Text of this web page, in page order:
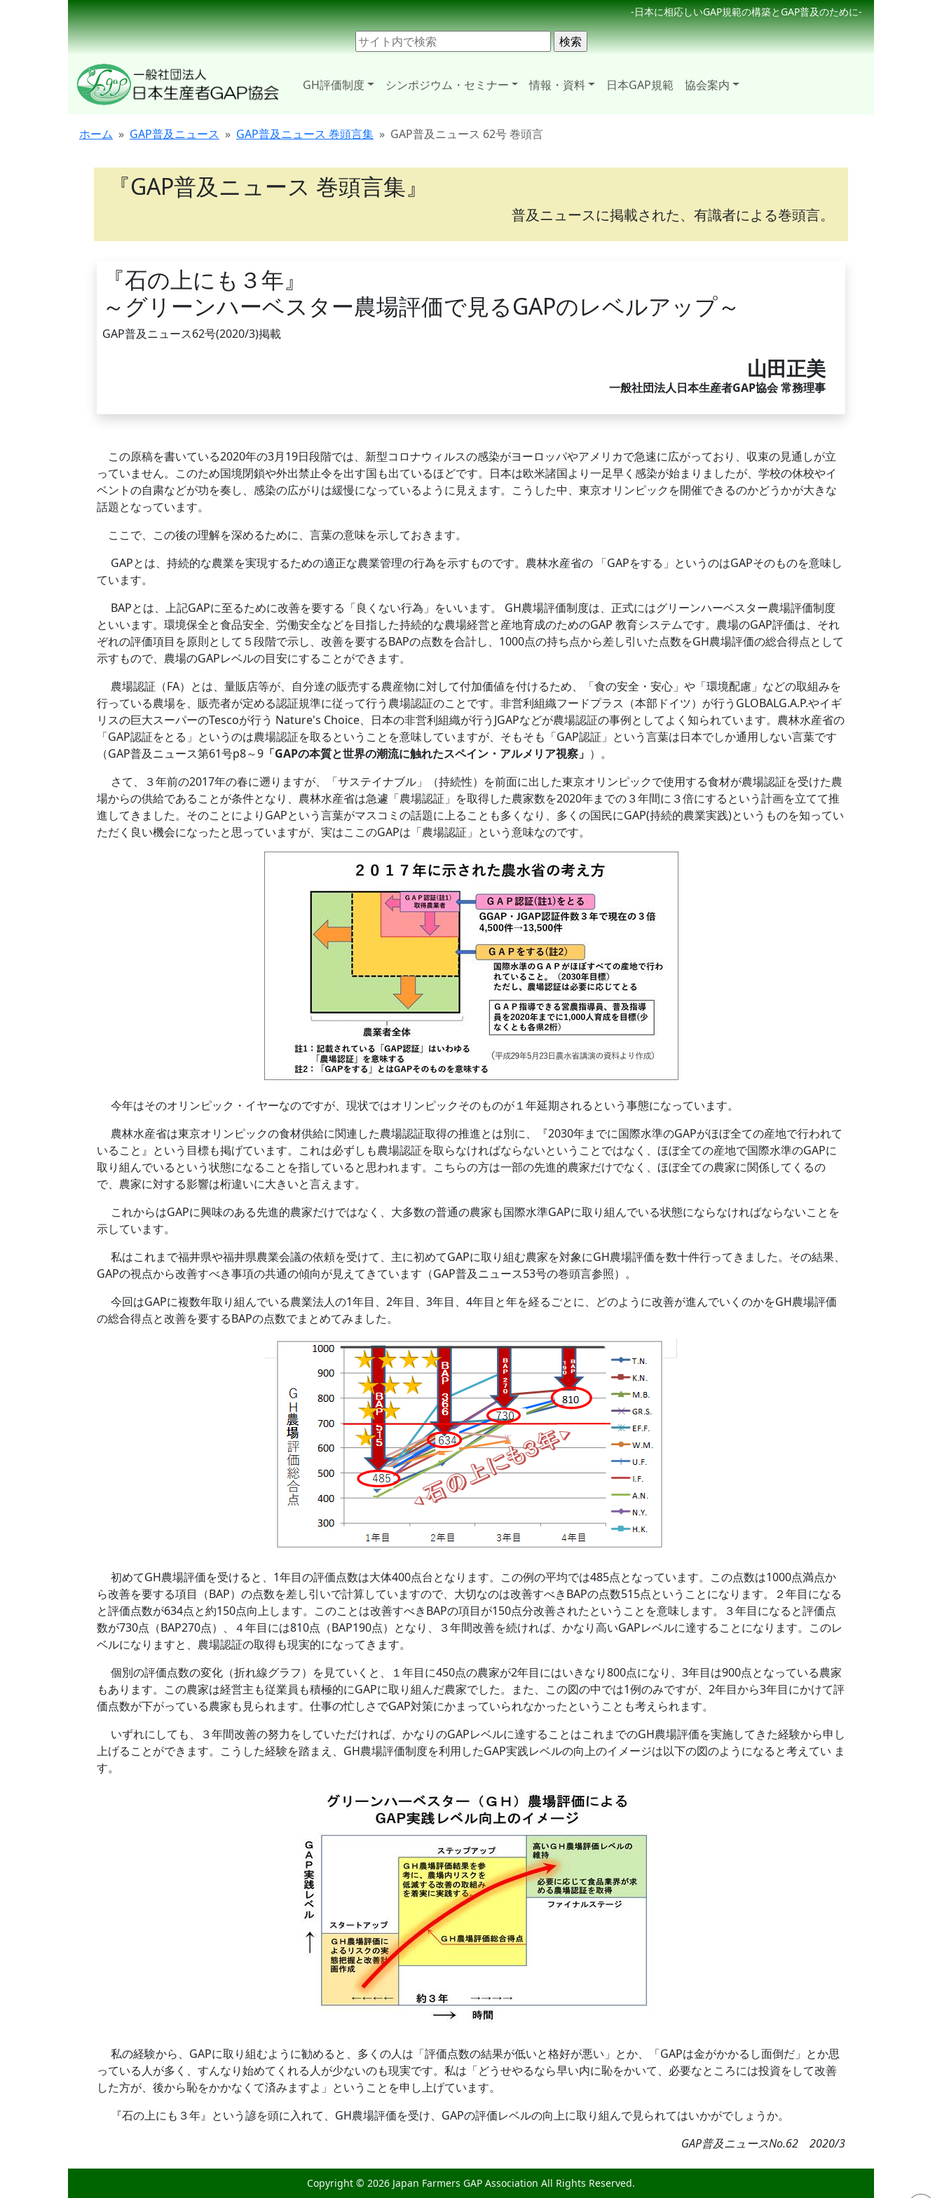
-日本に相応しいGAP規範の構築とGAP普及のために-
GH評価制度 シンポジウム・セミナー 情報・資料 日本GAP規範 協会案内
ホーム GAP普及ニュース GAP普及ニュース 巻頭言集 GAP普及ニュース 62号 巻頭言
『GAP普及ニュース 巻頭言集』
普及ニュースに掲載された、有識者による巻頭言。
『石の上にも３年』
～グリーンハーベスター農場評価で見るGAPのレベルアップ～
GAP普及ニュース62号(2020/3)掲載
山田正美
一般社団法人日本生産者GAP協会 常務理事
この原稿を書いている2020年の3月19日段階では、新型コロナウィルスの感染がヨーロッパやアメリカで急速に広がっており、収束の見通しが立
っていません。このため国境閉鎖や外出禁止令を出す国も出ているほどです。日本は欧米諸国より一足早く感染が始まりましたが、学校の休校やイ
ベントの自粛などが功を奏し、感染の広がりは緩慢になっているように見えます。こうした中、東京オリンピックを開催できるのかどうかが大きな
話題となっています。
ここで、この後の理解を深めるために、言葉の意味を示しておきます。
GAPとは、持続的な農業を実現するための適正な農業管理の行為を示すものです。農林水産省の 「GAPをする」というのはGAPそのものを意味し
ています。
BAPとは、上記GAPに至るために改善を要する「良くない行為」をいいます。 GH農場評価制度は、正式にはグリーンハーベスター農場評価制度
といいます。環境保全と食品安全、労働安全などを目指した持続的な農場経営と産地育成のためのGAP 教育システムです。農場のGAP評価は、それ
ぞれの評価項目を原則として５段階で示し、改善を要するBAPの点数を合計し、1000点の持ち点から差し引いた点数をGH農場評価の総合得点として
示すもので、農場のGAPレベルの目安にすることができます。
農場認証（FA）とは、量販店等が、自分達の販売する農産物に対して付加価値を付けるため、「食の安全・安心」や「環境配慮」などの取組みを
行っている農場を、販売者が定める認証規準に従って行う農場認証のことです。非営利組織フードプラス（本部ドイツ）が行うGLOBALG.A.P.やイギ
リスの巨大スーパーのTescoが行う Nature's Choice、日本の非営利組織が行うJGAPなどが農場認証の事例としてよく知られています。農林水産省の
「GAP認証をとる」というのは農場認証を取るということを意味していますが、そもそも「GAP認証」という言葉は日本でしか通用しない言葉です
（GAP普及ニュース第61号p8～9 「GAPの本質と世界の潮流に触れたスペイン・アルメリア視察」 ）。
さて、３年前の2017年の春に遡りますが、「サステイナブル」（持続性）を前面に出した東京オリンピックで使用する食材が農場認証を受けた農
場からの供給であることが条件となり、農林水産省は急遽「農場認証」を取得した農家数を2020年までの３年間に３倍にするという計画を立てて推
進してきました。そのことによりGAPという言葉がマスコミの話題に上ることも多くなり、多くの国民にGAP(持続的農業実践)というものを知ってい
ただく良い機会になったと思っていますが、実はここのGAPは「農場認証」という意味なのです。
今年はそのオリンピック・イヤーなのですが、現状ではオリンピックそのものが１年延期されるという事態になっています。
農林水産省は東京オリンピックの食材供給に関連した農場認証取得の推進とは別に、『2030年までに国際水準のGAPがほぼ全ての産地で行われて
いること』という目標も掲げています。これは必ずしも農場認証を取らなければならないということではなく、ほぼ全ての産地で国際水準のGAPに
取り組んでいるという状態になることを指していると思われます。こちらの方は一部の先進的農家だけでなく、ほぼ全ての農家に関係してくるの
で、農家に対する影響は桁違いに大きいと言えます。
これからはGAPに興味のある先進的農家だけではなく、大多数の普通の農家も国際水準GAPに取り組んでいる状態にならなければならないことを
示しています。
私はこれまで福井県や福井県農業会議の依頼を受けて、主に初めてGAPに取り組む農家を対象にGH農場評価を数十件行ってきました。その結果、
GAPの視点から改善すべき事項の共通の傾向が見えてきています（GAP普及ニュース53号の巻頭言参照）。
今回はGAPに複数年取り組んでいる農業法人の1年目、2年目、3年目、4年目と年を経るごとに、どのように改善が進んでいくのかをGH農場評価
の総合得点と改善を要するBAPの点数でまとめてみました。
初めてGH農場評価を受けると、1年目の評価点数は大体400点台となります。この例の平均では485点となっています。この点数は1000点満点か
ら改善を要する項目（BAP）の点数を差し引いで計算していますので、大切なのは改善すべきBAPの点数515点ということになります。２年目になる
と評価点数が634点と約150点向上します。このことは改善すべきBAPの項目が150点分改善されたということを意味します。３年目になると評価点
数が730点（BAP270点）、４年目には810点（BAP190点）となり、３年間改善を続ければ、かなり高いGAPレベルに達することになります。このレ
ベルになりますと、農場認証の取得も現実的になってきます。
個別の評価点数の変化（折れ線グラフ）を見ていくと、１年目に450点の農家が2年目にはいきなり800点になり、3年目は900点となっている農家
もあります。この農家は経営主も従業員も積極的にGAPに取り組んだ農家でした。また、この図の中では1例のみですが、2年目から3年目にかけて評
価点数が下がっている農家も見られます。仕事の忙しさでGAP対策にかまっていられなかったということも考えられます。
いずれにしても、３年間改善の努力をしていただければ、かなりのGAPレベルに達することはこれまでのGH農場評価を実施してきた経験から申し
上げることができます。こうした経験を踏まえ、GH農場評価制度を利用したGAP実践レベルの向上のイメージは以下の図のようになると考えてい ま
す。
私の経験から、GAPに取り組むように勧めると、多くの人は「評価点数の結果が低いと格好が悪い」とか、「GAPは金がかかるし面倒だ」とか思
っている人が多く、すんなり始めてくれる人が少ないのも現実です。私は「どうせやるなら早い内に恥をかいて、必要なところには投資をして改善
した方が、後から恥をかかなくて済みますよ」ということを申し上げています。
『石の上にも３年』という諺を頭に入れて、GH農場評価を受け、GAPの評価レベルの向上に取り組んで見られてはいかがでしょうか。
GAP普及ニュースNo.62 2020/3
Copyright © 2026 Japan Farmers GAP Association All Rights Reserved.